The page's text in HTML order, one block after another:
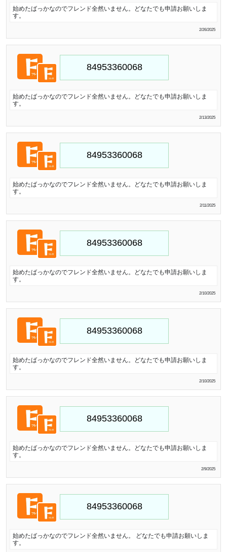
始めたばっかなのでフレンド全然いません。どなたでも申請お願いしま
す。
2/26/2025
始めたばっかなのでフレンド全然いません。どなたでも申請お願いしま
す。
2/13/2025
始めたばっかなのでフレンド全然いません。どなたでも申請お願いしま
す。
2/11/2025
始めたばっかなのでフレンド全然いません。どなたでも申請お願いしま
す。
2/10/2025
始めたばっかなのでフレンド全然いません。どなたでも申請お願いしま
す。
2/10/2025
始めたばっかなのでフレンド全然いません。どなたでも申請お願いしま
す。
2/9/2025
始めたばっかなのでフレンド全然いません。 どなたでも申請お願いしま
す。